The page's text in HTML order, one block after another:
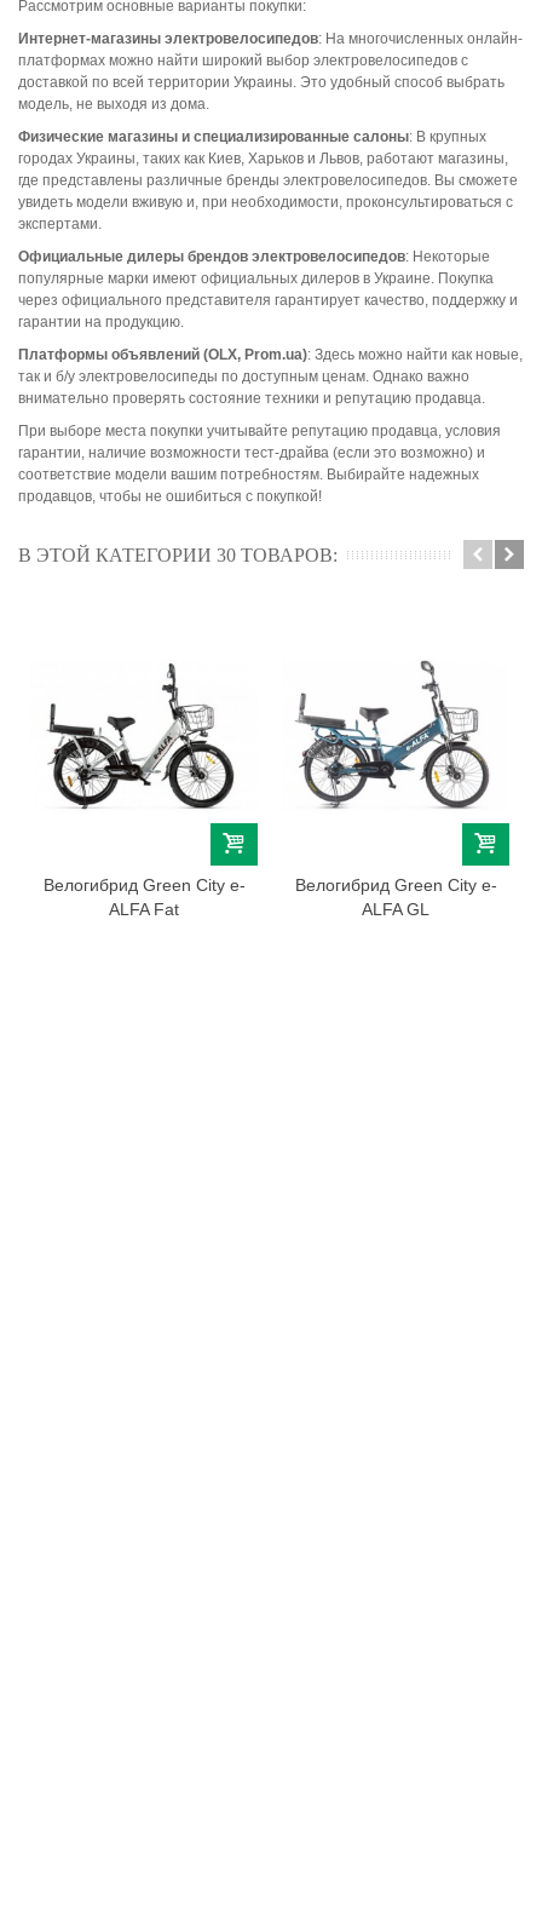
Рассмотрим основные варианты покупки:
Интернет-магазины электровелосипедов: На многочисленных онлайн-
платформах можно найти широкий выбор электровелосипедов с
доставкой по всей территории Украины. Это удобный способ выбрать
модель, не выходя из дома.
Физические магазины и специализированные салоны: В крупных
городах Украины, таких как Киев, Харьков и Львов, работают магазины,
где представлены различные бренды электровелосипедов. Вы сможете
увидеть модели вживую и, при необходимости, проконсультироваться с
экспертами.
Официальные дилеры брендов электровелосипедов: Некоторые
популярные марки имеют официальных дилеров в Украине. Покупка
через официального представителя гарантирует качество, поддержку и
гарантии на продукцию.
Платформы объявлений (OLX, Prom.ua): Здесь можно найти как новые,
так и б/у электровелосипеды по доступным ценам. Однако важно
внимательно проверять состояние техники и репутацию продавца.
При выборе места покупки учитывайте репутацию продавца, условия
гарантии, наличие возможности тест-драйва (если это возможно) и
соответствие модели вашим потребностям. Выбирайте надежных
продавцов, чтобы не ошибиться с покупкой!
В ЭТОЙ КАТЕГОРИИ 30 ТОВАРОВ:
Велогибрид Green City e-
ALFA Fat
Велогибрид Green City e-
ALFA GL